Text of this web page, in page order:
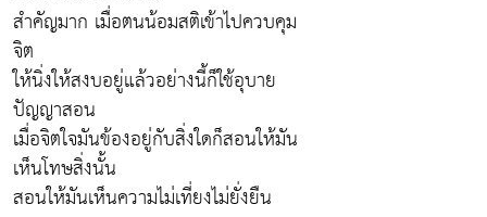
สำคัญมาก เมื่อตนน้อมสติเข้าไปควบคุม
จิต
ให้นิ่งให้สงบอยู่แล้วอย่างนี้ก็ใช้อุบาย
ปัญญาสอน
เมื่อจิตใจมันข้องอยู่กับสิ่งใดก็สอนให้มัน
เห็นโทษสิ่งนั้น
สอนให้มันเห็นความไม่เที่ยงไม่ยั่งยืน